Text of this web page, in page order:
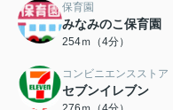
保育園
みなみのこ保育園
254ｍ（4分）
コンビニエンスストア
セブンイレブン